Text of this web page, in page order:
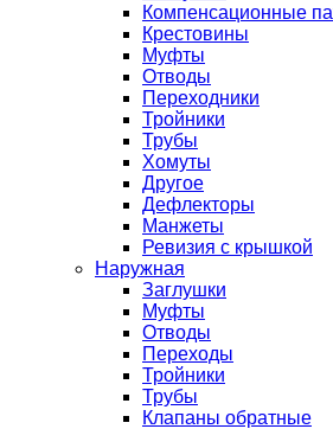
Компенсационные
Крестовины
Муфты
Отводы
Переходники
Тройники
Трубы
Хомуты
Другое
Дефлекторы
Манжеты
Ревизия с крышкой
Наружная
Заглушки
Муфты
Отводы
Переходы
Тройники
Трубы
Клапаны обратные